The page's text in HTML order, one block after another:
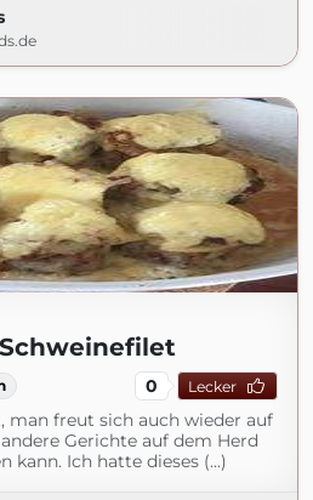
0 Lecker
man freut sich auch wieder auf
Gerichte auf dem Herd
kann. Ich hatte dieses (...)